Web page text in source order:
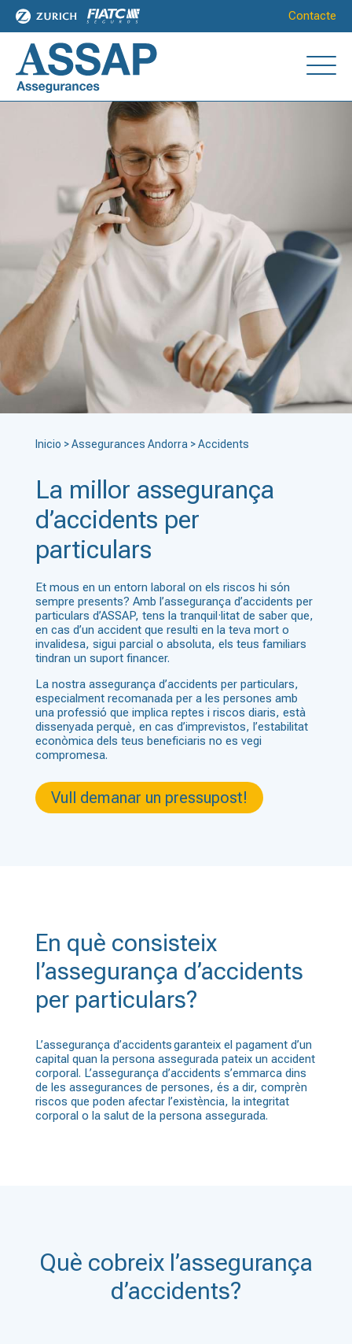
Contacte
Inicio >Assegurances Andorra >Accidents
La millor assegurança
d’accidents per
particulars
Et mous en un entorn laboral on els riscos hi són
sempre presents? Amb l’assegurança d’accidents per
particulars d’ASSAP, tens la tranquil·litat de saber que,
en cas d’un accident que resulti en la teva mort o
invalidesa, sigui parcial o absoluta, els teus familiars
tindran un suport financer.
La nostra assegurança d’accidents per particulars,
especialment recomanada per a les persones amb
una professió que implica reptes i riscos diaris, està
dissenyada perquè, en cas d’imprevistos, l’estabilitat
econòmica dels teus beneficiaris no es vegi
compromesa.
Vull demanar un pressupost!
En què consisteix
l’assegurança d’accidents
per particulars?
L’assegurança d’accidents garanteix el pagament d’un
capital quan la persona assegurada pateix un accident
corporal. L’assegurança d’accidents s’emmarca dins
de les assegurances de persones, és a dir, comprèn
riscos que poden afectar l’existència, la integritat
corporal o la salut de la persona assegurada.
Què cobreix l’assegurança
d’accidents?